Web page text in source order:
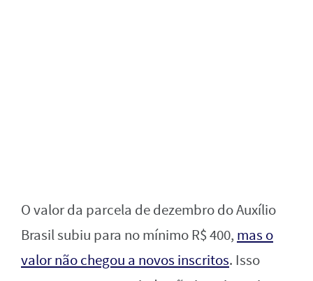
O valor da parcela de dezembro do Auxílio
Brasil subiu para no mínimo R$ 400, mas o
valor não chegou a novos inscritos. Isso